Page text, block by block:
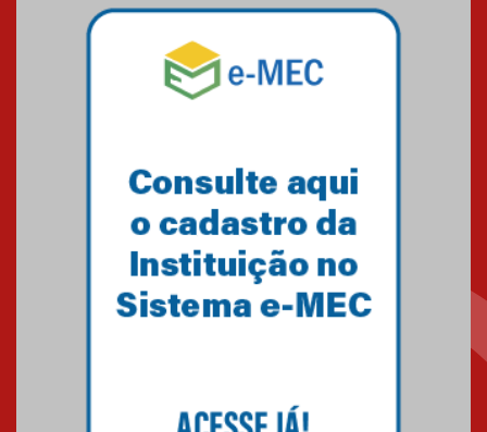
Mackenzie mobiliza campanha
solidária para apoiar famílias em
Minas Gerais
Primeiro culto do ano ressalta o
27.02.2026